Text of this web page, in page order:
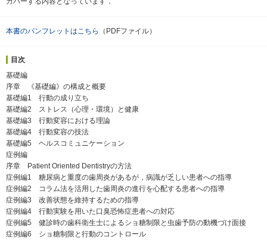
本書のパンフレットはこちら （PDFファイル）
目次
基礎編
序章 《基礎編》の構成と概要
基礎編1 行動の成り立ち
基礎編2 ストレス（心理・環境）と健康
基礎編3 行動変容における理論
基礎編4 行動変容の技法
基礎編5 ヘルスコミュニケーション
症例編
序章 Patient Oriented Dentistryの方法
症例編1 糖尿病と重度の歯周炎があるが，病識が乏しい患者への指導
症例編2 コラム法を活用した歯周炎の進行を心配する患者への指導
症例編3 改善状態を維持するための指導
症例編4 行動実験を用いた口臭恐怖症患者への対応
症例編5 健診時の歯科衛生士によるショ糖制限と虫歯予防の動機づけ面接
症例編6 ショ糖制限と行動のコントロール